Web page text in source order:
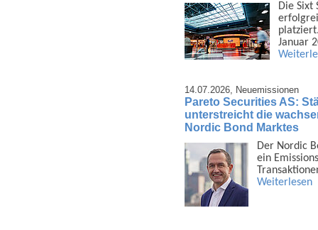
Die Sixt
Januar
14.07.2026, Neuemissionen
Pareto Securities AS:
unterstreicht die
Nordic Bond Marktes
Der Nordic
ein
Weiterlesen